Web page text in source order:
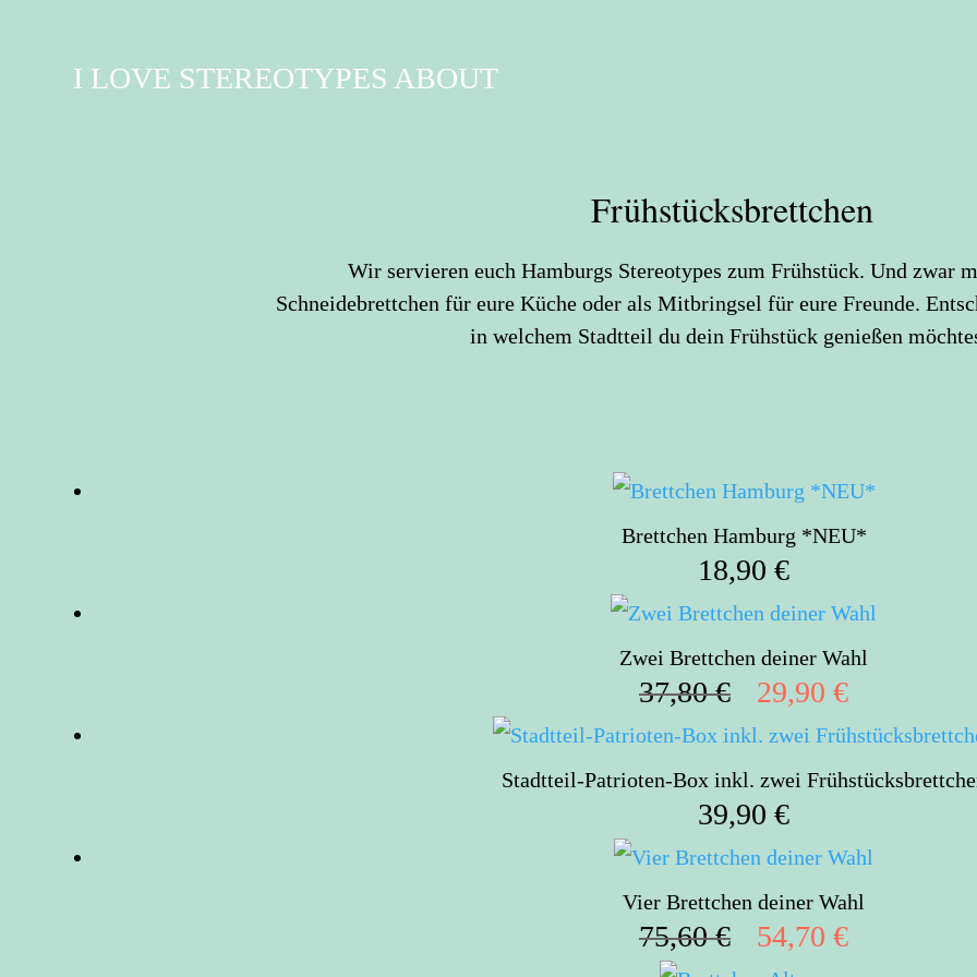
I LOVE STEREOTYPES ABOUT
Frühstücksbrettchen
Wir servieren euch Hamburgs Stereotypes zum Frühstück. Und zwar
Schneidebrettchen für eure Küche oder als Mitbringsel für eure Freunde.
in welchem Stadtteil du dein Frühstück genießen
Brettchen Hamburg *NEU*
18,90 €
Zwei Brettchen deiner Wahl
37,80€ Ursprünglicher
Preis
37,80 €
29,90 €Aktueller
Preis
Stadtteil-Patrioten-Box inkl. zwei
39,90 €
Vier Brettchen deiner Wahl
75,60€ Ursprünglicher
Preis
54,70 €Aktueller